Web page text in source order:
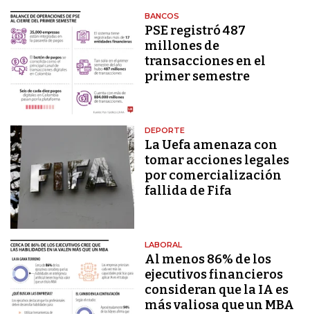
BANCOS
PSE registró 487
millones de
transacciones en el
primer semestre
DEPORTE
La Uefa amenaza con
tomar acciones legales
por comercialización
fallida de Fifa
LABORAL
Al menos 86% de los
ejecutivos financieros
consideran que la IA es
más valiosa que un MBA